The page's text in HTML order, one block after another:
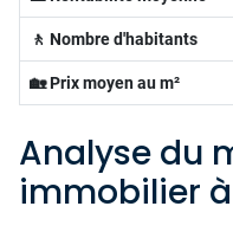
🚶 Nombre d'habitants
🏡 Prix moyen au m²
Analyse du
immobilier